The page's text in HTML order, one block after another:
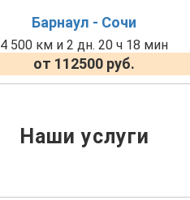
Барнаул - Сочи
4 500 км и 2 дн. 20 ч 18 мин
от 112500 руб.
Наши услуги